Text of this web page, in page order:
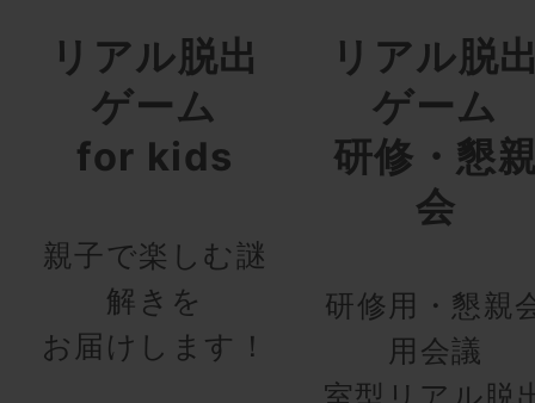
リアル脱出
ゲーム
for kids
親子で楽しむ謎
解きを
お届けします！
リアル脱
ゲーム
研修・懇
会
研修用・懇親
用会議